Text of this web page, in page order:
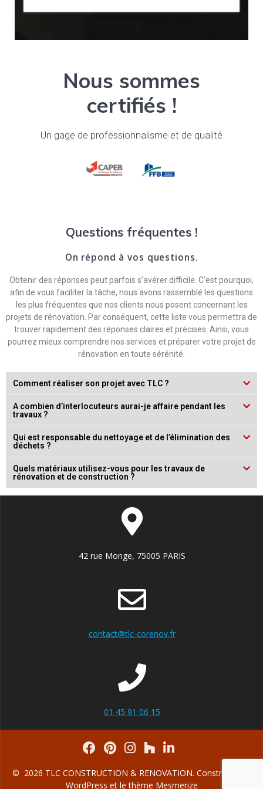
Nous sommes
certifiés !
Un gage de pro­fes­sion­nal­isme et de qualité
Questions fréquentes !
On répond à vos questions.
Obtenir des répons­es peut par­fois s’avér­er dif­fi­cile. C’est pourquoi,
afin de vous faciliter la tâche, nous avons rassem­blé les ques­tions
les plus fréquentes que nos clients nous posent con­cer­nant les
pro­jets de réno­va­tion. Par con­séquent, cette liste vous per­me­t­tra de
trou­ver rapi­de­ment des répons­es claires et pré­cis­es. Ain­si, vous
pour­rez mieux com­pren­dre nos ser­vices et pré­par­er votre pro­jet de
réno­va­tion en toute sérénité.
Com­ment réalis­er son pro­jet avec TLC ?
A com­bi­en d’in­ter­locu­teurs aurai-je affaire pen­dant les
travaux ?
Qui est respon­s­able du net­toy­age et de l’élim­i­na­tion des
déchets ?
Quels matéri­aux utilisez-vous pour les travaux de
réno­va­tion et de construction ?
42 rue Monge, 75005 PARIS
contact@tlc-corenov.fr
01 45 91 06 15
© 2026 TLC CONSTRUCTION & RENOVATION. Construit avec
WordPress et lethème Mesmerize